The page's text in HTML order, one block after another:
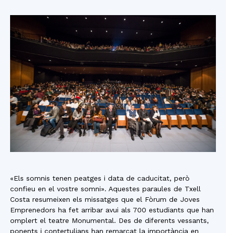
«Els somnis tenen peatges i data de caducitat, però
confieu en el vostre somni». Aquestes paraules de Txell
Costa resumeixen els missatges que el Fòrum de Joves
Emprenedors ha fet arribar avui als 700 estudiants que han
omplert el teatre Monumental. Des de diferents vessants,
ponents i contertulians han remarcat la importància en